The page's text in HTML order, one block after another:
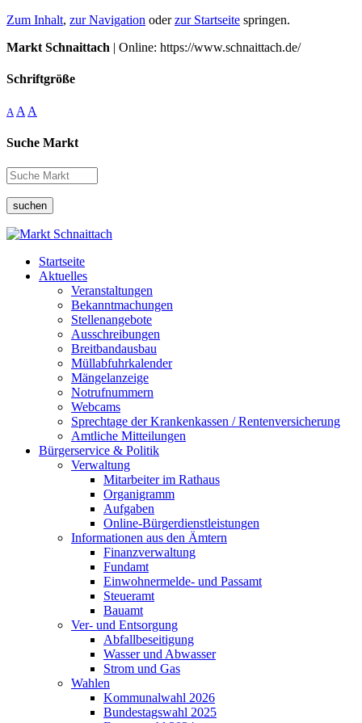
Zum Inhalt, zur Navigation oderzur Startseite springen.
Markt Schnaittach | Online: https://www.schnaittach.de/
Schriftgröße
A A A
Suche Markt
suchen
Startseite
Aktuelles
Veranstaltungen
Bekanntmachungen
Stellenangebote
Ausschreibungen
Breitbandausbau
Müllabfuhrkalender
Mängelanzeige
Notrufnummern
Webcams
Sprechtage der Krankenkassen / Rentenversicherung
Amtliche Mitteilungen
Bürgerservice & Politik
Verwaltung
Mitarbeiter im Rathaus
Organigramm
Aufgaben
Online-Bürgerdienstleistungen
Informationen aus den Ämtern
Finanzverwaltung
Fundamt
Einwohnermelde- und Passamt
Steueramt
Bauamt
Ver- und Entsorgung
Abfallbeseitigung
Wasser und Abwasser
Strom und Gas
Wahlen
Kommunalwahl 2026
Bundestagswahl 2025